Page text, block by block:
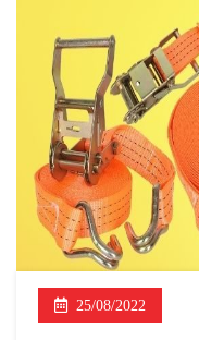
25/08/2022